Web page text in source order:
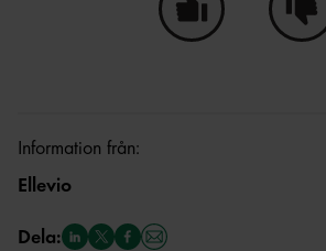
Information från:
Ellevio
Dela: